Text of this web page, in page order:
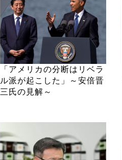
「アメリカの分断はリベラ
ル派が起こした」～安倍晋
三氏の見解～